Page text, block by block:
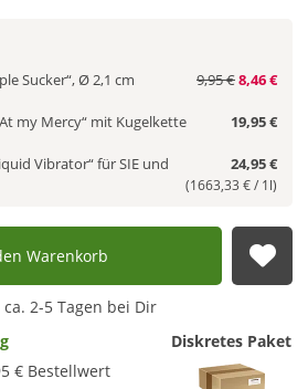
Sucker“, Ø 2,1 cm 9,95 €8,46 €
my Mercy“ mit Kugelkette 19,95 €
Vibrator“ für SIE und
24,95 €
(1663,33 € / 1l)
Warenkorb
ca. 2-5 Tagen bei Dir
€ Bestellwert
Diskretes Paket